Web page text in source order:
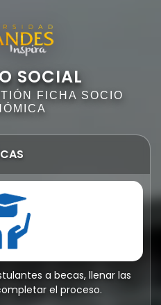
SOCIAL
FICHA SOCIO
a becas, llenar las
el proceso.